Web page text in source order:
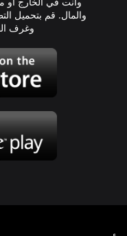
والمال. قم بتحميل
وغرف